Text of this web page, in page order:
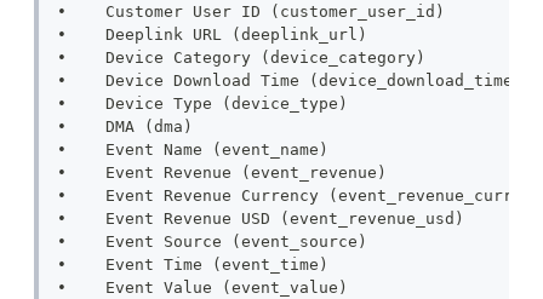
•    Customer User ID (customer_user_id)
•    Deeplink URL (deeplink_url)
•    Device Category (device_category)
•    Device Download Time (device_download_time)
•    Device Type (device_type)
•    DMA (dma)
•    Event Name (event_name)
•    Event Revenue (event_revenue)
•    Event Revenue Currency
•    Event Revenue USD (event_revenue_usd)
•    Event Source (event_source)
•    Event Time (event_time)
•    Event Value (event_value)